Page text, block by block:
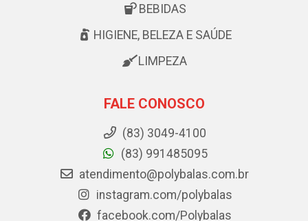
BEBIDAS
HIGIENE, BELEZA E SAÚDE
LIMPEZA
FALE CONOSCO
(83) 3049-4100
(83) 991485095
atendimento@polybalas.com.br
instagram.com/polybalas
facebook.com/Polybalas